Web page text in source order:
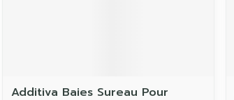
Additiva Baies Sureau Pour